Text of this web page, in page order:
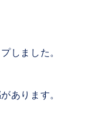
しました。
があります。